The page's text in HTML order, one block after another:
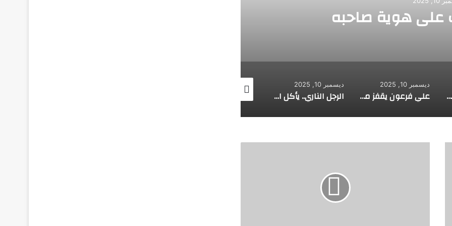
الورق من أنفه وفمه
علي فرعون يقفز من الطابق العشرين ويأكل النار ويحطم سورا
ديسمبر 10, 2025
الرجل الناري.. يأكل الجمر ويثني الحديد بأسنانه
ديسمبر 10, 2025
شاب مصري يأكل الزجاج منذ الطفولة
ديسمبر 10, 2025